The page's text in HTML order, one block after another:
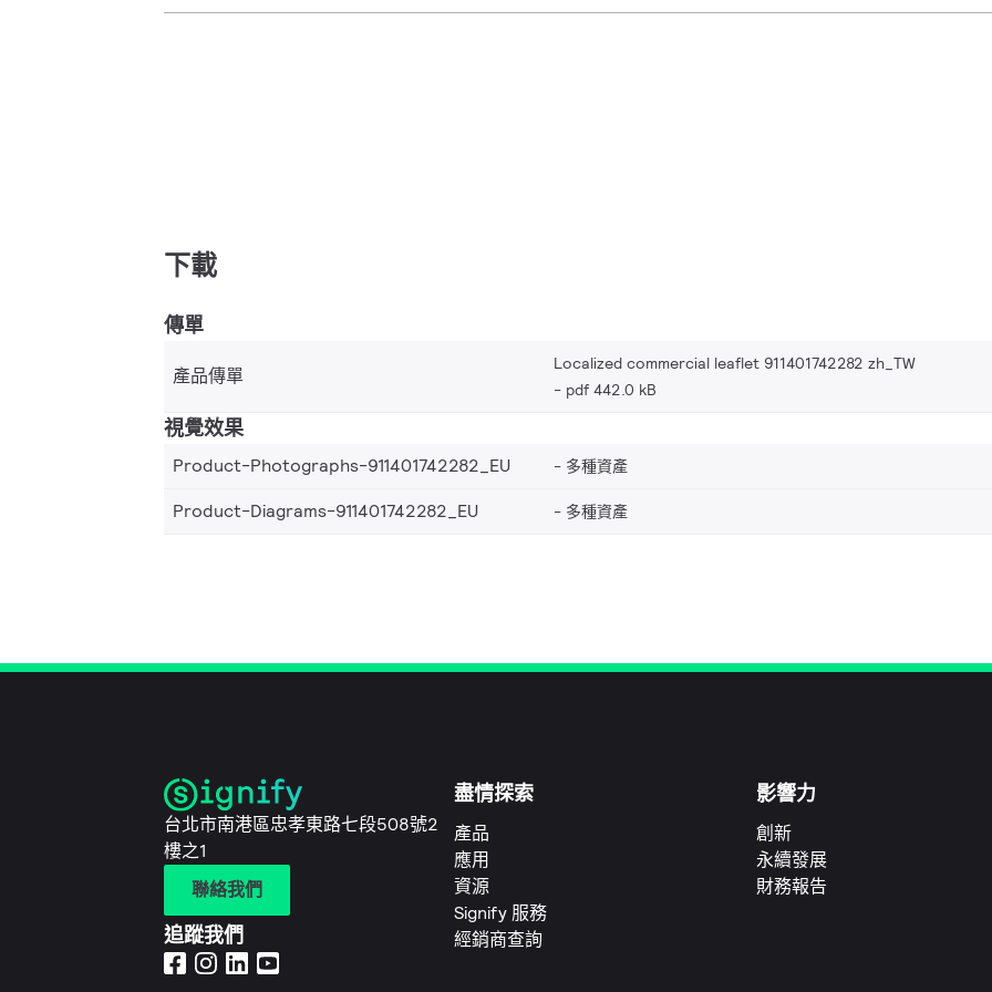
下載
傳單
產品傳單
Localized commercial leaflet 911401742282 zh_TW
pdf 442.0 kB
視覺效果
Product-Photographs-911401742282_EU 多種資產
Product-Diagrams-911401742282_EU
多種資產
台北市南港區忠孝東路七段508號2
樓之1
聯絡我們
追蹤我們
盡情探索
產品
應用
資源
Signify 服務
經銷商查詢
影響力
創新
永續發展
財務報告